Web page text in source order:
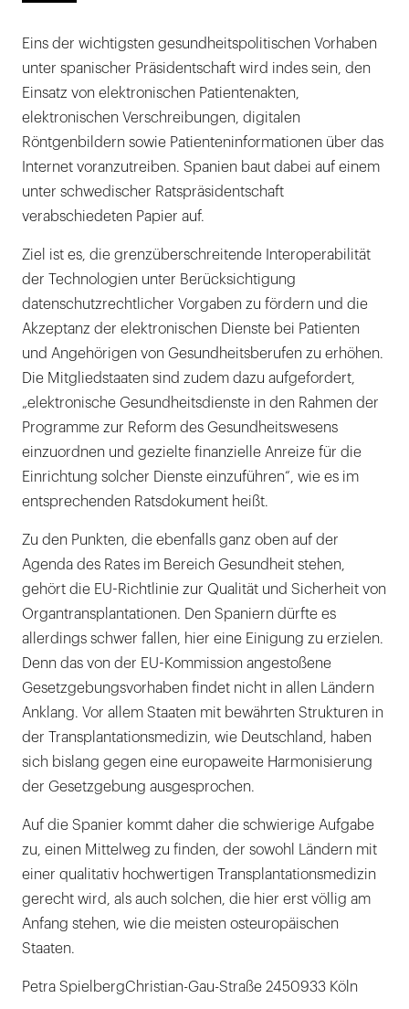
Eins der wichtigsten gesundheitspolitischen Vorhaben
unter spanischer Präsidentschaft wird indes sein, den
Einsatz von elektronischen Patientenakten,
elektronischen Verschreibungen, digitalen
Röntgenbildern sowie Patienteninformationen über das
Internet voranzutreiben. Spanien baut dabei auf einem
unter schwedischer Ratspräsidentschaft
verabschiedeten Papier auf.
Ziel ist es, die grenzüberschreitende Interoperabilität
der Technologien unter Berücksichtigung
datenschutzrechtlicher Vorgaben zu fördern und die
Akzeptanz der elektronischen Dienste bei Patienten
und Angehörigen von Gesundheitsberufen zu erhöhen.
Die Mitgliedstaaten sind zudem dazu aufgefordert,
„elektronische Gesundheitsdienste in den Rahmen der
Programme zur Reform des Gesundheitswesens
einzuordnen und gezielte finanzielle Anreize für die
Einrichtung solcher Dienste einzuführen“, wie es im
entsprechenden Ratsdokument heißt.
Zu den Punkten, die ebenfalls ganz oben auf der
Agenda des Rates im Bereich Gesundheit stehen,
gehört die EU-Richtlinie zur Qualität und Sicherheit von
Organtransplantationen. Den Spaniern dürfte es
allerdings schwer fallen, hier eine Einigung zu erzielen.
Denn das von der EU-Kommission angestoßene
Gesetzgebungsvorhaben findet nicht in allen Ländern
Anklang. Vor allem Staaten mit bewährten Strukturen in
der Transplantationsmedizin, wie Deutschland, haben
sich bislang gegen eine europaweite Harmonisierung
der Gesetzgebung ausgesprochen.
Auf die Spanier kommt daher die schwierige Aufgabe
zu, einen Mittelweg zu finden, der sowohl Ländern mit
einer qualitativ hochwertigen Transplantationsmedizin
gerecht wird, als auch solchen, die hier erst völlig am
Anfang stehen, wie die meisten osteuropäischen
Staaten.
Petra SpielbergChristian-Gau-Straße 2450933 Köln